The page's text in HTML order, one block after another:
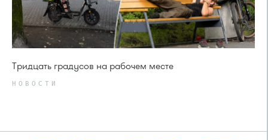
Тридцать градусов на рабочем месте
НОВОСТИ